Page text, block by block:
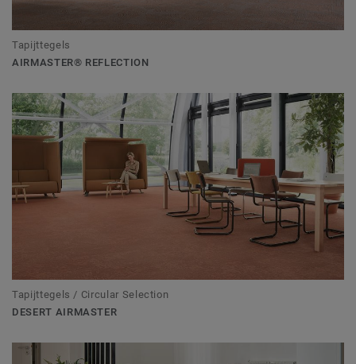
Tapijttegels
AIRMASTER® REFLECTION
Tapijttegels / Circular Selection
DESERT AIRMASTER